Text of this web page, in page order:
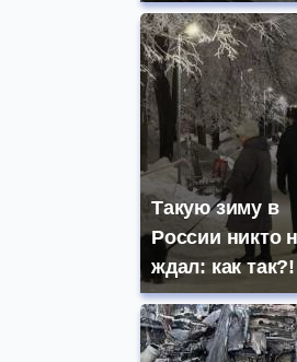
Такую зиму в
России никто
ждал: как так?!